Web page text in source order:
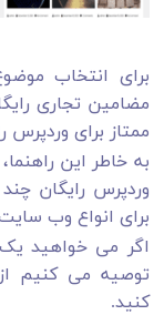
برای انتخاب
مضامین تجاری
ممتاز برای وردپرس
وردپرس رایگان
برای انواع وب
اگر می خواهید
کنید.